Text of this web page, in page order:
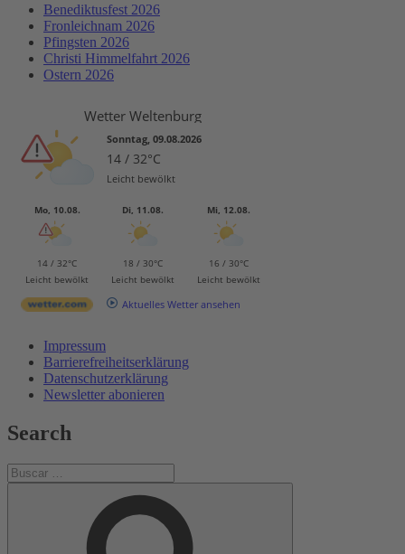
Benediktusfest 2026
Fronleichnam 2026
Pfingsten 2026
Christi Himmelfahrt 2026
Ostern 2026
Wetter Weltenburg
Sonntag, 09.08.2026
14 / 32°C
Leicht bewölkt
Mo, 10.08.
14 / 32°C
Leicht bewölkt
Di, 11.08.
18 / 30°C
Leicht bewölkt
Mi, 12.08.
16 / 30°C
Leicht bewölkt
Aktuelles Wetter ansehen
Impressum
Barrierefreiheitserklärung
Datenschutzerklärung
Newsletter abonieren
Search
Buscar
por: